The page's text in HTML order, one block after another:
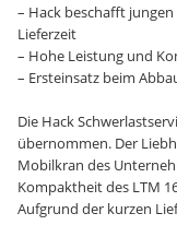
– Hack beschafft
Lieferzeit
– Hohe Leistung und
– Ersteinsatz beim
Die Hack
übernommen. Der
Mobilkran des
Kompaktheit des LTM
Aufgrund der kurzen